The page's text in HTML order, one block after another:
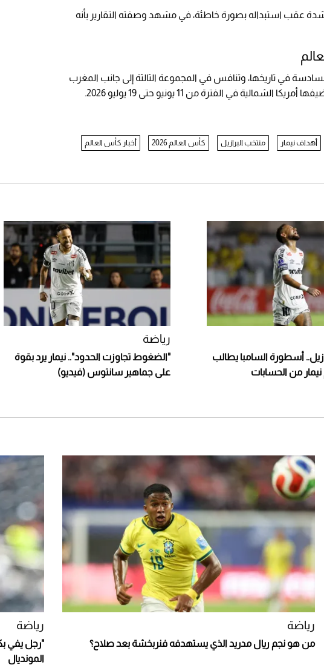
عقب استبداله بصورة خاطئة، في مشهد وصفته التقارير بأنه
في تاريخها، وتنافس في المجموعة الثالثة إلى جانب المغرب
في الفترة من 11 يونيو حتى 19 يوليو 2026.
أهداف نيمار منتخب البرازيل كأس العالم 2026 أخبار كأس العالم
أسطورة السامبا يطالب
من الحسابات
رياضة
"الضغوط تجاوزت الحدود".. نيمار يرد بقوة
على جماهير سانتوس (فيديو)
رياضة
من هو نجم ريال مدريد الذي يستهدفه فنربخشة بعد صلاح؟
رياضة
"رجل يفي
المونديال